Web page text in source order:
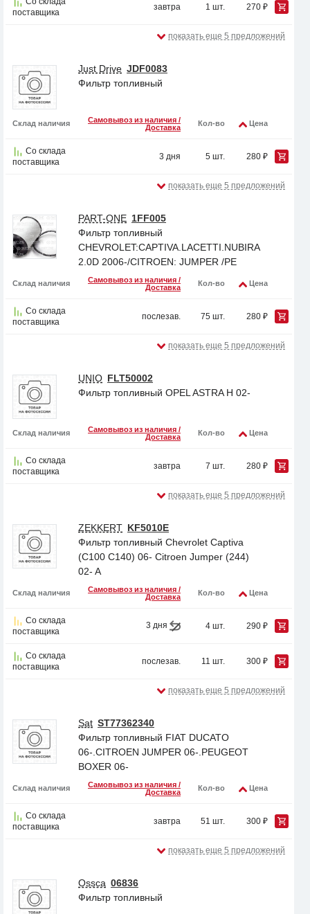
поставщика
завтра 1 шт. 270 ₽
показать еще 5 предложений
Just Drive JDF0083
Фильтр топливный
Склад наличия
Самовывоз из наличия /
Доставка
Кол-во Цена
Со склада
поставщика
3 дня 5 шт. 280 ₽
показать еще 5 предложений
PART-ONE 1FF005
Фильтр топливный
CHEVROLET:CAPTIVA.LACETTI.NUBIRA
2.0D 2006-/CITROEN: JUMPER /PE
Склад наличия
Самовывоз из наличия /
Доставка
Кол-во Цена
Со склада
поставщика
послезав. 75 шт. 280 ₽
показать еще 5 предложений
UNIO FLT50002
Фильтр топливный OPEL ASTRA H 02-
Склад наличия
Самовывоз из наличия /
Доставка
Кол-во Цена
Со склада
поставщика
завтра 7 шт. 280 ₽
показать еще 5 предложений
ZEKKERT KF5010E
Фильтр топливный Chevrolet Captiva
(C100 C140) 06- Citroen Jumper (244)
02- A
Склад наличия
Самовывоз из наличия /
Доставка
Кол-во Цена
Со склада
поставщика
3 дня 4 шт. 290 ₽
Со склада
поставщика
послезав. 11 шт. 300 ₽
показать еще 5 предложений
Sat ST77362340
Фильтр топливный FIAT DUCATO
06-.CITROEN JUMPER 06-.PEUGEOT
BOXER 06-
Склад наличия
Самовывоз из наличия /
Доставка
Кол-во Цена
Со склада
поставщика
завтра 51 шт. 300 ₽
показать еще 5 предложений
Ossca 06836
Фильтр топливный